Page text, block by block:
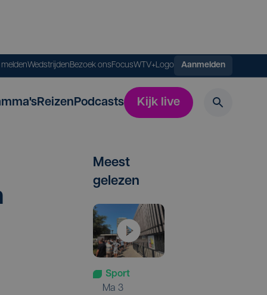
WedstrijdenBezoek onsFocusWTV+Logo Aanmelden
ReizenPodcasts Kijk live
Meest
gelezen
Sport
ma 3